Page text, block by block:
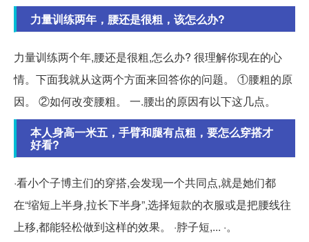
力量训练两年，腰还是很粗，该怎么办?
力量训练两个年,腰还是很粗,怎么办? 很理解你现在的心
情。下面我就从这两个方面来回答你的问题。 ①腰粗的原
因。 ②如何改变腰粗。 一.腰出的原因有以下这几点。
本人身高一米五，手臂和腿有点粗，要怎么穿搭才
好看?
·看小个子博主们的穿搭,会发现一个共同点,就是她们都
在“缩短上半身,拉长下半身”,选择短款的衣服或是把腰线往
上移,都能轻松做到这样的效果。 ·脖子短,... ·。